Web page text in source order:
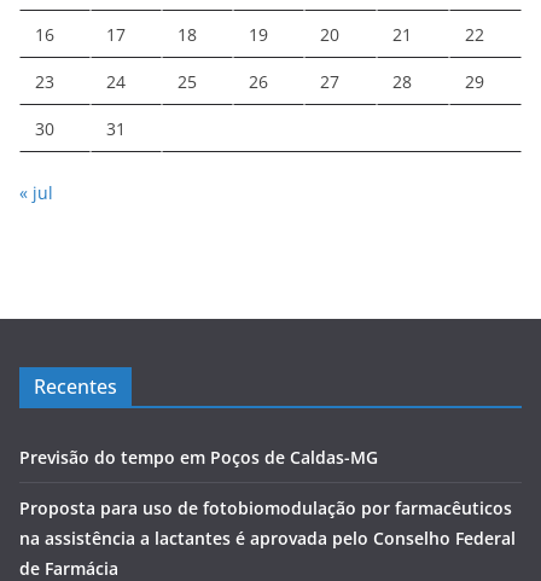
16 17 18 19 20 21 22
23 24 25 26 27 28 29
30 31
« jul
Recentes
Previsão do tempo em Poços de Caldas-MG
Proposta para uso de fotobiomodulação por farmacêuticos
na assistência a lactantes é aprovada pelo Conselho Federal
de Farmácia